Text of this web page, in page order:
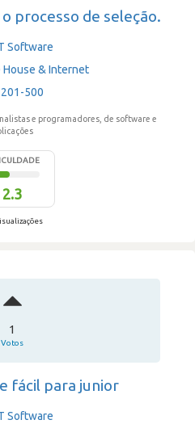
processo de seleção.
Software
House & Internet
·
201-500
e programadores, de software e
2.3
1
Votos
fácil para junior
Software